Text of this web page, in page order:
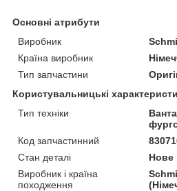
Основні атрибути
Виробник
Країна виробник
Тип запчастини
Користувальницькі
Тип техніки
Код запчастинний
Стан деталі
Нове
Виробник і країна
походження